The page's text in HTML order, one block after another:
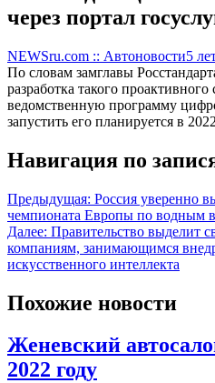
через портал
NEWSru.com :: Автоновости5
По словам замглавы
разработка такого
ведомственную программу
запустить его планируется в
Навигация по
Предыдущая: Россия уверенно
чемпионата Европы по водным
Далее: Правительство выделит
компаниям, занимающимся
искусственного интеллекта
Похожие новости
Женевский
2022 году